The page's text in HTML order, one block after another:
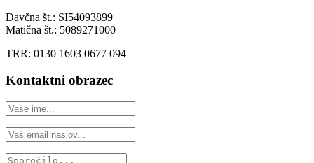
Davčna št.: SI54093899
Matična št.: 5089271000
TRR: 0130 1603 0677 094
Kontaktni obrazec